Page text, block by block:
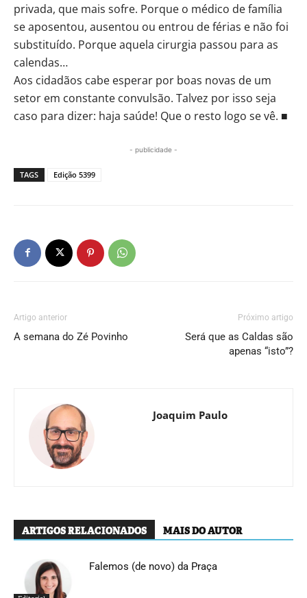
privada, que mais sofre. Porque o médico de família
se aposentou, ausentou ou entrou de férias e não foi
substituído. Porque aquela cirurgia passou para as
calendas…
Aos cidadãos cabe esperar por boas novas de um
setor em constante convulsão. Talvez por isso seja
caso para dizer: haja saúde! Que o resto logo se vê. ■
- publicidade -
TAGS Edição 5399
Artigo anterior
A semana do Zé Povinho
Próximo artigo
Será que as Caldas são
apenas “isto”?
Joaquim Paulo
ARTIGOS RELACIONADOS MAIS DO AUTOR
Falemos (de novo) da Praça